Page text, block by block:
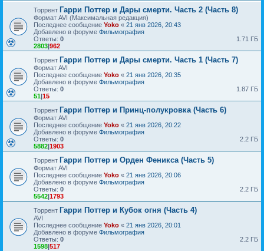
Торрент Гарри Поттер и Дары смерти. Часть 2 (Часть 8)
Формат AVI (Максимальная редакция)
Последнее сообщение Yoko « 21 янв 2026, 20:43
Добавлено в форуме Фильмография
Ответы: 0
2803|962
1.71 ГБ
Торрент Гарри Поттер и Дары смерти. Часть 1 (Часть 7)
Формат AVI
Последнее сообщение Yoko « 21 янв 2026, 20:35
Добавлено в форуме Фильмография
Ответы: 0
51|15
1.87 ГБ
Торрент Гарри Поттер и Принц-полукровка (Часть 6)
Формат AVI
Последнее сообщение Yoko « 21 янв 2026, 20:22
Добавлено в форуме Фильмография
Ответы: 0
5882|1903
2.2 ГБ
Торрент Гарри Поттер и Орден Феникса (Часть 5)
Формат AVI
Последнее сообщение Yoko « 21 янв 2026, 20:06
Добавлено в форуме Фильмография
Ответы: 0
5542|1793
2.2 ГБ
Торрент Гарри Поттер и Кубок огня (Часть 4)
AVI
Последнее сообщение Yoko « 21 янв 2026, 20:01
Добавлено в форуме Фильмография
Ответы: 0
1598|517
2.2 ГБ